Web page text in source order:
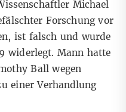
Michael
Forschung vor
ist falsch und wurde
widerlegt. Mann hatte
Ball wegen
einer Verhandlung